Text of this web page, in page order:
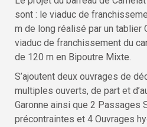
sont : le viaduc de
m de long réalisé par un tablier
viaduc de franchissement du
de 120 m en Bipoutre Mixte.
S’ajoutent deux ouvrages de
multiples ouverts, de part et
Garonne ainsi que 2 Passages
précontraintes et 4 Ouvrages